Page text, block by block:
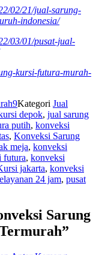
02/21/jual-sarung-
indonesia/
03/01/pusat-jual-
kursi-futura-murah-
Kategori Jual
depok, jual sarung
putih, konveksi
, Konveksi Sarung
meja, konveksi
futura, konveksi
jakarta, konveksi
24 jam, pusat
Sarung